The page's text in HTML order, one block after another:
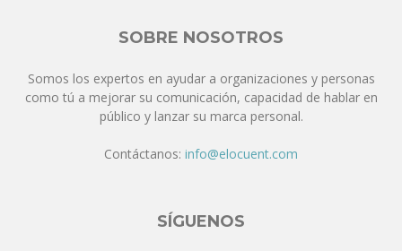
SOBRE NOSOTROS
Somos los expertos en ayudar a organizaciones y personas
como tú a mejorar su comunicación, capacidad de hablar en
público y lanzar su marca personal.
Contáctanos: info@elocuent.com
SÍGUENOS